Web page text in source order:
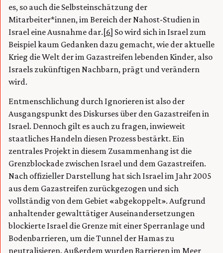
es, so auch die Selbsteinschätzung der
Mitarbeiter*innen, im Bereich der Nahost-Studien in
Israel eine Ausnahme dar.[6] So wird sich in Israel zum
Beispiel kaum Gedanken dazu gemacht, wie der aktuelle
Krieg die Welt der im Gazastreifen lebenden Kinder, also
Israels zukünftigen Nachbarn, prägt und verändern
wird.
Entmenschlichung durch Ignorieren ist also der
Ausgangspunkt des Diskurses über den Gazastreifen in
Israel. Dennoch gilt es auch zu fragen, inwieweit
staatliches Handeln diesen Prozess bestärkt. Ein
zentrales Projekt in diesem Zusammenhang ist die
Grenzblockade zwischen Israel und dem Gazastreifen.
Nach offizieller Darstellung hat sich Israel im Jahr 2005
aus dem Gazastreifen zurückgezogen und sich
vollständig von dem Gebiet «abgekoppelt». Aufgrund
anhaltender gewalttätiger Auseinandersetzungen
blockierte Israel die Grenze mit einer Sperranlage und
Bodenbarrieren, um die Tunnel der Hamas zu
neutralisieren. Außerdem wurden Barrieren im Meer